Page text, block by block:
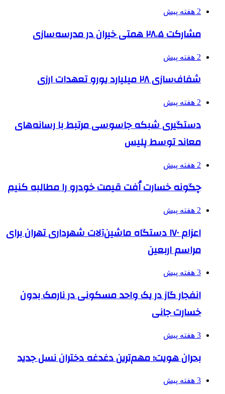
2 هفته پیش
مشارکت ۲۸.۵ همتی خیران در مدرسه‌سازی
2 هفته پیش
شفاف‌سازی ۲۸ میلیارد یورو تعهدات ارزی
2 هفته پیش
دستگیری شبکه جاسوسی مرتبط با رسانه‌های
معاند توسط پلیس
2 هفته پیش
چگونه خسارت اُفت قیمت خودرو را مطالبه کنیم
2 هفته پیش
اعزام ۱۷۰ دستگاه ماشین‌آلات شهرداری تهران برای
مراسم اربعین
3 هفته پیش
انفجار گاز در یک واحد مسکونی در نارمک بدون
خسارت جانی
3 هفته پیش
بحران هویت؛ مهم‌ترین دغدغه دختران نسل جدید
3 هفته پیش